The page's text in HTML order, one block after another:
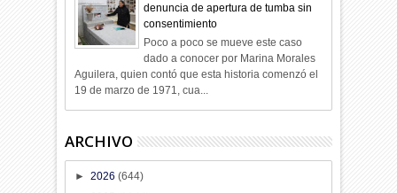
denuncia de apertura de tumba sin
consentimiento
Poco a poco se mueve este caso
dado a conocer por Marina Morales
Aguilera, quien contó que esta historia comenzó el
19 de marzo de 1971, cua...
ARCHIVO
►2026(644)